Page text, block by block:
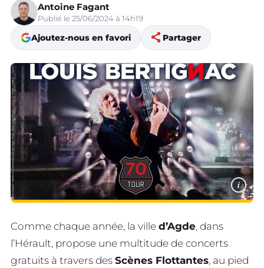
Antoine Fagant
Publié le 25/06/2024 à 14h19
Ajoutez-nous en favori share Partager
i
Comme chaque année, la ville d’Agde, dans
l’Hérault, propose une multitude de concerts
gratuits à travers des Scènes Flottantes, au pied